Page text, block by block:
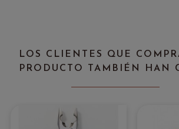
LOS CLIENTES QUE
PRODUCTO TAMBIÉN HAN